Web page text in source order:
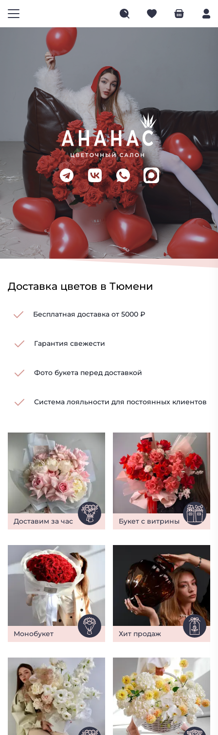
Доставка цветов в Тюмени
Бесплатная доставка от 5000 ₽
Гарантия свежести
Фото букета перед доставкой
Система лояльности для постоянных клиентов
Доставим за час Букет с витрины
Монобукет Хит продаж